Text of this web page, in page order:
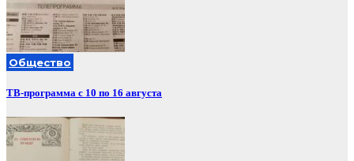
Общество
ТВ-программа с 10 по 16 августа